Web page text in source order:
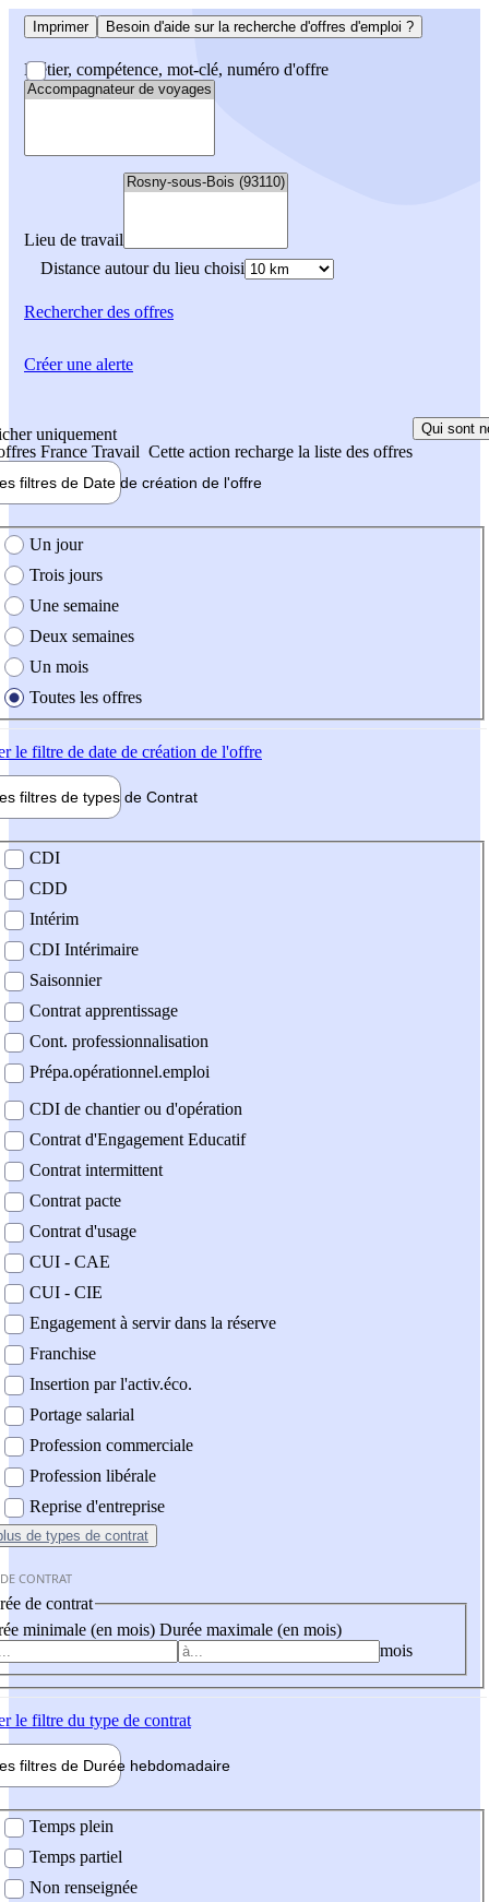
Imprimer Besoin d'aide sur la recherche d'offres d'emploi ?
Métier, compétence, mot-clé, numéro d'offre
Lieu de travail
Distance autour du lieu choisi
Rechercherdes offres
uniquement
France Travail Cette action recharge la liste des offres
Qui sont
filtres de Date de création de l'offre
création de l'offre
Un jour
Trois jours
Une semaine
Deux semaines
Un mois
Toutes les offres
le filtre de date de création de l'offre
filtres de types de Contrat
contrat
CDI
CDD
Intérim
CDI Intérimaire
Saisonnier
Contrat apprentissage
Cont. professionnalisation
Prépa.opérationnel.emploi
CDI de chantier ou d'opération
Contrat d'Engagement Educatif
Contrat intermittent
Contrat pacte
Contrat d'usage
CUI - CAE
CUI - CIE
Engagement à servir dans la réserve
Franchise
Insertion par l'activ.éco.
Portage salarial
Profession commerciale
Profession libérale
Reprise d'entreprise
de types de contrat
CONTRAT
de contrat
minimale (en mois) Durée maximale (en mois)
mois
le filtre du type de contrat
filtres de Durée hebdomadaire
Temps plein
Temps partiel
Non renseignée
Créer une alerte